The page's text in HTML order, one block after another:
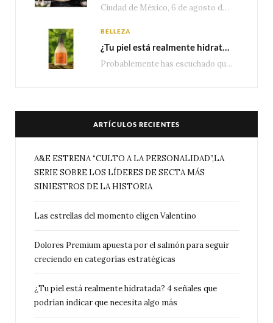
Ciudad de México, 6 de agosto de 2026.— Con una producción de 2.17 millones de…
BELLEZA
¿Tu piel está realmente hidratada? 4 señales que podrían indicar que necesita algo más
Probablemente has escuchado que el cuidado e hidratación corporal se suele asociar únicamente con una…
ARTÍCULOS RECIENTES
A&E ESTRENA “CULTO A LA PERSONALIDAD”,LA
SERIE SOBRE LOS LÍDERES DE SECTA MÁS
SINIESTROS DE LA HISTORIA
Las estrellas del momento eligen Valentino
Dolores Premium apuesta por el salmón para seguir
creciendo en categorías estratégicas
¿Tu piel está realmente hidratada? 4 señales que
podrían indicar que necesita algo más